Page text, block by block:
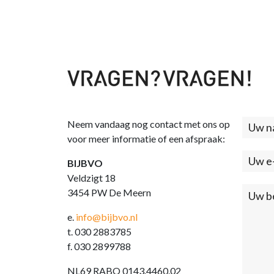
Neem vandaag nog contact met ons op
voor meer informatie of een afspraak:
BIJBVO
Veldzigt 18
3454 PW De Meern
e. info@bijbvo.nl
t. 030 2883785
f. 030 2899788
NL69 RABO 0143.4460.02